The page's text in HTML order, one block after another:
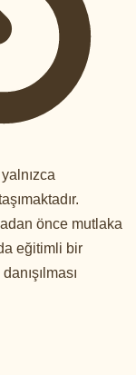
önce mutlaka
eğitimli bir